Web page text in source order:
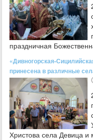
праздничная
«Дивногорская-
принесена в различные
Христова села Девица и